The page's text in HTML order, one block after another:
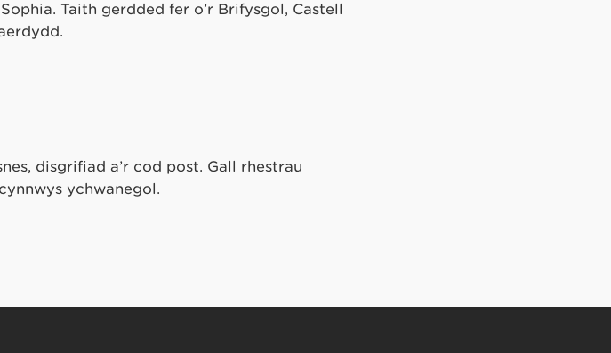
Taith gerdded fer o’r Brifysgol, Castell
disgrifiad a’r cod post. Gall rhestrau
ychwanegol.